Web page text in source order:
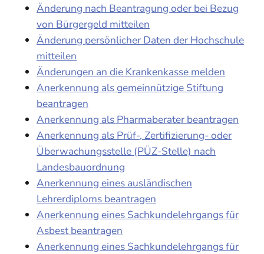
Änderung nach Beantragung oder bei Bezug
von Bürgergeld mitteilen
Änderung persönlicher Daten der Hochschule
mitteilen
Änderungen an die Krankenkasse melden
Anerkennung als gemeinnützige Stiftung
beantragen
Anerkennung als Pharmaberater beantragen
Anerkennung als Prüf-, Zertifizierung- oder
Überwachungsstelle (PÜZ-Stelle) nach
Landesbauordnung
Anerkennung eines ausländischen
Lehrerdiploms beantragen
Anerkennung eines Sachkundelehrgangs für
Asbest beantragen
Anerkennung eines Sachkundelehrgangs für